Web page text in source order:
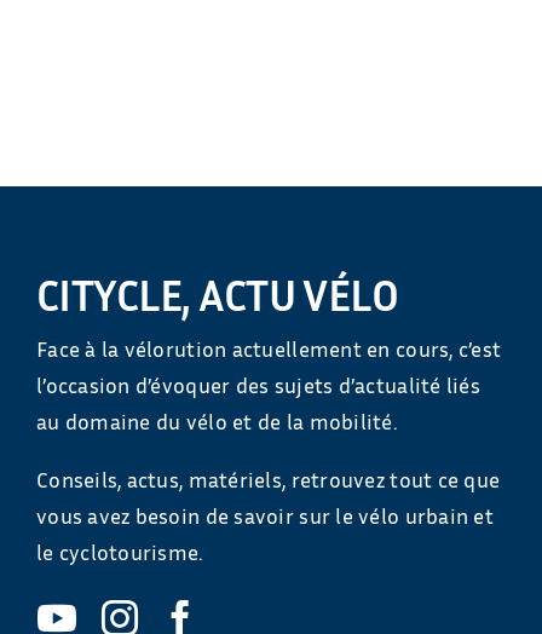
CITYCLE, ACTU VÉLO
Face à la vélorution actuellement en cours, c’est
l’occasion d’évoquer des sujets d’actualité liés
au domaine du vélo et de la mobilité.
Conseils, actus, matériels, retrouvez tout ce que
vous avez besoin de savoir sur le vélo urbain et
le cyclotourisme.